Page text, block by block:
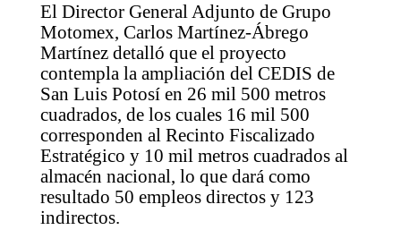
El Director General Adjunto de Grupo
Motomex, Carlos Martínez-Ábrego
Martínez detalló que el proyecto
contempla la ampliación del CEDIS de
San Luis Potosí en 26 mil 500 metros
cuadrados, de los cuales 16 mil 500
corresponden al Recinto Fiscalizado
Estratégico y 10 mil metros cuadrados al
almacén nacional, lo que dará como
resultado 50 empleos directos y 123
indirectos.